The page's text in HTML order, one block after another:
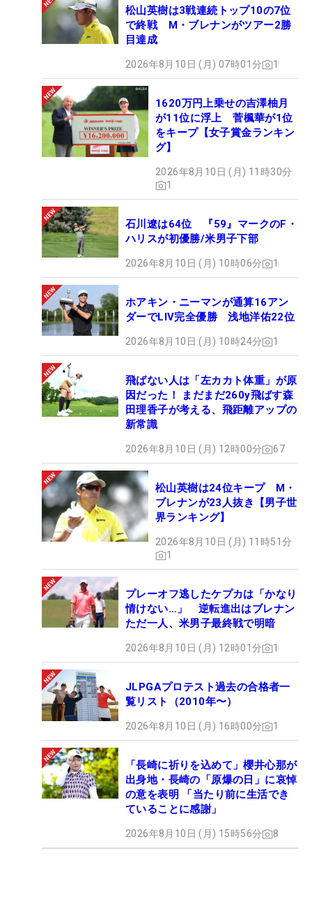
松山英樹は3戦連続トップ10の7位
で終戦 M・ブレナンがツアー2勝
目達成
2026年8月10日 (月) 07時01分 1
1620万円上乗せの吉澤柚月
が11位に浮上 菅楓華が1位
をキープ【女子賞金ランキン
グ】
2026年8月10日 (月) 11時30分
1
石川遼は64位 『59』マークのF・
ハリスが初優勝/米男子下部
2026年8月10日 (月) 10時06分 1
ホアキン・ニーマンが通算16アン
ダーでLIV完全優勝 浅地洋佑22位
2026年8月10日 (月) 10時24分 1
飛ばない人は「左カカト体重」が原
因だった！ まだまだ260y飛ばす森
田理香子が考える、飛距離アップの
新常識
2026年8月10日 (月) 12時00分 67
松山英樹は24位キープ M・
ブレナンが23人抜き【男子世
界ランキング】
2026年8月10日 (月) 11時51分
1
プレーオフ逃したケプカは「かなり
情けない…」 逆転進出はブレナン
ただ一人、米男子最終戦で明暗
2026年8月10日 (月) 12時01分 1
JLPGAプロテスト過去の合格者一
覧リスト（2010年〜）
2026年8月10日 (月) 16時00分 1
「長崎に祈りを込めて」櫻井心那が
出身地・長崎の「原爆の日」に哀悼
の意を表明 「当たり前に生活でき
ていることに感謝」
2026年8月10日 (月) 15時56分 8